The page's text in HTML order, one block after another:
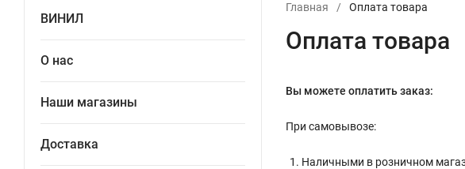
ВИНИЛ
О нас
Наши магазины
Доставка
Главная / Оплата товара
Оплата товара
Вы можете оплатить заказ:
При самовывозе:
Наличными в розничном